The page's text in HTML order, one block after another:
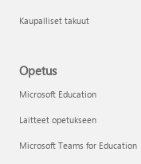
Kaupalliset takuut
Opetus
Microsoft Education
Laitteet opetukseen
Microsoft Teams for Education